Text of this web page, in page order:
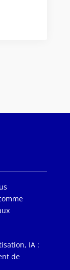
IA :
de